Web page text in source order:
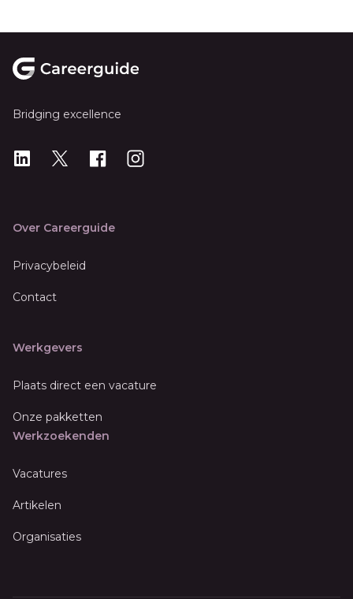
Bridging excellence
LinkedIn
X Instagram
Over Careerguide
Privacybeleid
Contact
Werkgevers
Plaats direct een vacature
Onze pakketten
Werkzoekenden
Vacatures
Artikelen
Organisaties